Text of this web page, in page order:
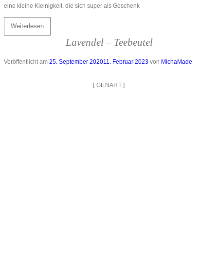
eine kleine Kleinigkeit, die sich super als Geschenk
Weiterlesen
Lavendel – Teebeutel
Veröffentlicht am 25. September 202011. Februar 2023 von MichaMade
[GENÄHT]